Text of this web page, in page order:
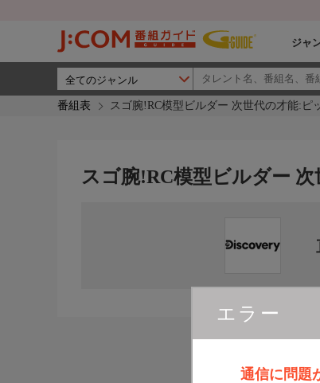
ジャ
番組表 スゴ腕!RC模型ビルダー 次世代の才能:ピ
エラー
通信に問題
スゴ腕!RC模型ビルダー